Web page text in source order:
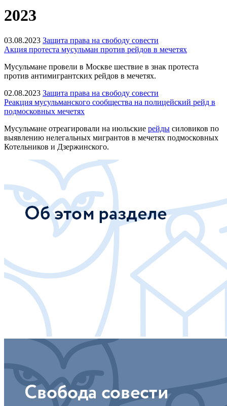
2023
03.08.2023 Защита права на свободу совести
Акция протеста мусульман против рейдов в мечетях
Мусульмане провели в Москве шествие в знак протеста
против антимигрантских рейдов в мечетях.
02.08.2023 Защита права на свободу совести
Реакция мусульманского сообщества на полицейский рейд в
подмосковных мечетях
Мусульмане отреагировали на июльские рейды силовиков по
выявлению нелегальных мигрантов в мечетях подмосковных
Котельников и Дзержинского.